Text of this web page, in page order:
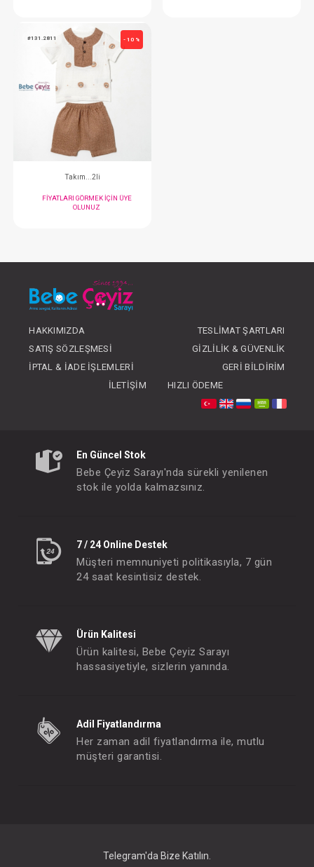
Takım...2li
FIYATLARI GÖRMEK IÇIN ÜYE
#131.2811
Takım...2li
FIYATLARI GÖRMEK IÇIN ÜYE
HAKKIMIZDA
TESLIMAT ŞARTLARI
SATIŞ SÖZLEŞMESI
GIZLILIK & GÜVENLIK
İPTAL & İADE İŞLEMLERI
GERI BILDIRIM
İLETIŞIM
HIZLI ÖDEME
En Güncel Stok
Bebe Çeyiz Sarayı'nda sürekli yenilenen
stok ile yolda kalmazsınız.
7 / 24 Online Destek
Müşteri memnuniyeti politikasıyla, 7 gün
24 saat kesintisiz destek.
Ürün Kalitesi
Ürün kalitesi, Bebe Çeyiz Sarayı
hassasiyetiyle, sizlerin yanında.
Adil Fiyatlandırma
Her zaman adil fiyatlandırma ile, mutlu
müşteri garantisi.
Telegram'da Bize Katılın.